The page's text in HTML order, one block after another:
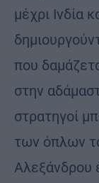
μέχρι Ινδία
που
στην
στρατηγοί
των όπλων
Αλεξάνδρου